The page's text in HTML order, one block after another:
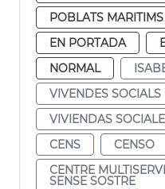
POBLATS MARITIMS
EN PORTADA
NORMAL
VIVENDES SOCIALS
VIVIENDAS
CENS
CENSO
CENTRE
SENSE SOSTRE